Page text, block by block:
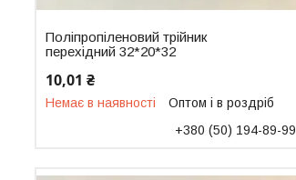
Поліпропіленовий трійник
перехідний 32*20*32
10,01 ₴
Немає в наявності
Оптом і в роздріб
+380 (50) 194-89-99